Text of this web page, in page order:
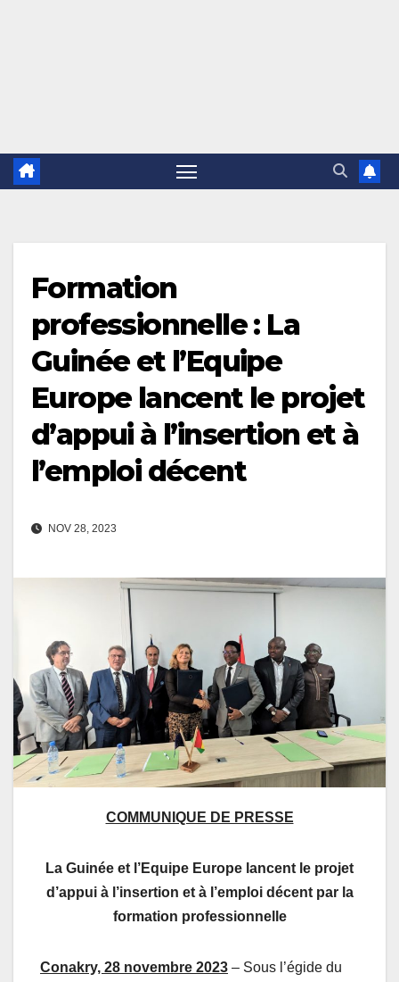
Formation
professionnelle : La
Guinée et l’Equipe
Europe lancent le projet
d’appui à l’insertion et à
l’emploi décent
NOV 28, 2023
COMMUNIQUE DE PRESSE
La Guinée et l’Equipe Europe lancent le projet
d’appui à l’insertion et à l’emploi décent par la
formation professionnelle
Conakry, 28 novembre 2023 – Sous l’égide du